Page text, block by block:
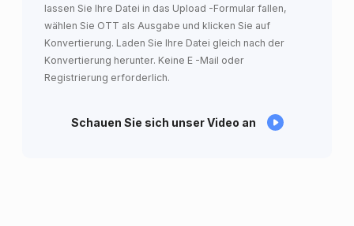
lassen Sie Ihre Datei in das Upload -Formular fallen,
wählen Sie OTT als Ausgabe und klicken Sie auf
Konvertierung. Laden Sie Ihre Datei gleich nach der
Konvertierung herunter. Keine E -Mail oder
Registrierung erforderlich.
Schauen Sie sich unser Video an